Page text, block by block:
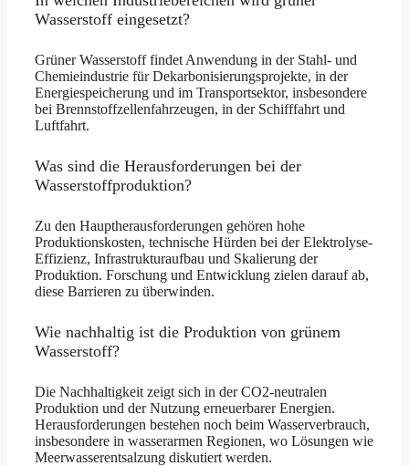
Wasserstoff eingesetzt?
Grüner Wasserstoff findet Anwendung in der Stahl- und
Chemieindustrie für Dekarbonisierungsprojekte, in der
Energiespeicherung und im Transportsektor, insbesondere
bei Brennstoffzellenfahrzeugen, in der Schifffahrt und
Luftfahrt.
Was sind die Herausforderungen bei der
Wasserstoffproduktion?
Zu den Hauptherausforderungen gehören hohe
Produktionskosten, technische Hürden bei der Elektrolyse-
Effizienz, Infrastrukturaufbau und Skalierung der
Produktion. Forschung und Entwicklung zielen darauf ab,
diese Barrieren zu überwinden.
Wie nachhaltig ist die Produktion von grünem
Wasserstoff?
Die Nachhaltigkeit zeigt sich in der CO2-neutralen
Produktion und der Nutzung erneuerbarer Energien.
Herausforderungen bestehen noch beim Wasserverbrauch,
insbesondere in wasserarmen Regionen, wo Lösungen wie
Meerwasserentsalzung diskutiert werden.